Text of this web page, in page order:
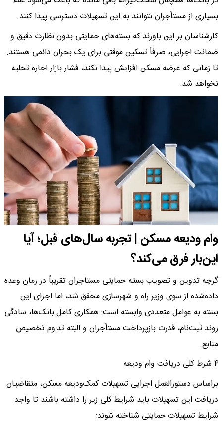
بسیاری از مستأجران نتوانند به این تسهیلات دسترسی پیدا کنند.
کارشناسان بر این باورند که بسته‌های حمایتی بدون نظارت دقیق و
ضمانت اجرایی، صرفاً تسکین موقتی برای یک بحران دائمی هستند.
تا زمانی که عرضه مسکن افزایش پیدا نکند، فشار بازار اجاره تخلیه
نخواهد شد.
وام ودیعه مسکن | تجربه سال‌های قبل؛ آیا
این‌بار فرق می‌کند؟
گرچه تدوین و تصویب بسته حمایتی مستاجران تقریباً در زمان وعده
داده‌شده از سوی وزیر راه و شهرسازی محقق شد، اما اجرای این
بسته به عوامل متعددی وابسته است: همکاری کامل بانک‌ها، سادگی
روند ثبت‌نام، قدرت بازپرداخت مستأجران و البته تداوم تخصیص
منابع.
۴ شرط کلی دریافت وام ودیعه
براساس دستورالعمل اجرایی تسهیلات کمک‌ودیعه مسکن، متقاضیان
دریافت این تسهیلات باید شرایط کلی زیر را داشته باشند تا واجد
شرایط تسهیلات حمایتی شناخته شوند: